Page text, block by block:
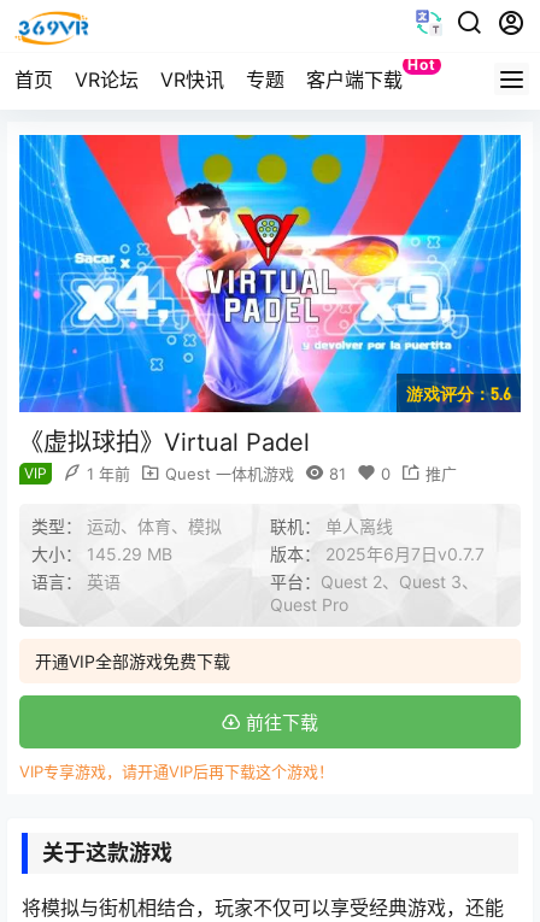
首页 VR论坛 VR快讯 专题 客户端下载
Hot
Quest
游戏评分：5.6
《虚拟球拍》Virtual Padel
VIP 1 年前 Quest 一体机游戏 81 0 推广
类型： 运动、体育、模拟 联机： 单人离线
大小： 145.29 MB 版本： 2025年6月7日v0.7.7
语言： 英语 平台： Quest 2、Quest 3、
Quest Pro
开通VIP全部游戏免费下载
前往下载
VIP专享游戏，请开通VIP后再下载这个游戏！
关于这款游戏
将模拟与街机相结合，玩家不仅可以享受经典游戏，还能